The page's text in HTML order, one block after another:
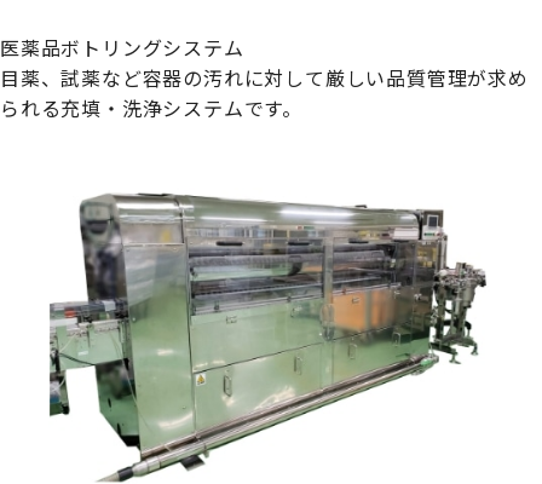
医薬品ボトリングシステム
目薬、試薬など容器の汚れに対して厳しい品質管理が求め
られる充填・洗浄システムです。